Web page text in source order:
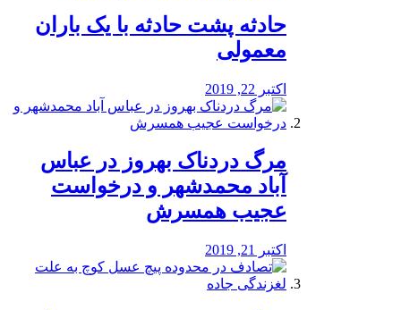
️حادثه پشت حادثه با یک باران
معمولی
اکتبر 22, 2019
مرگ دردناک بهروز در عباس
آباد محمدشهر و درخواست
عجیب همسرش
اکتبر 21, 2019